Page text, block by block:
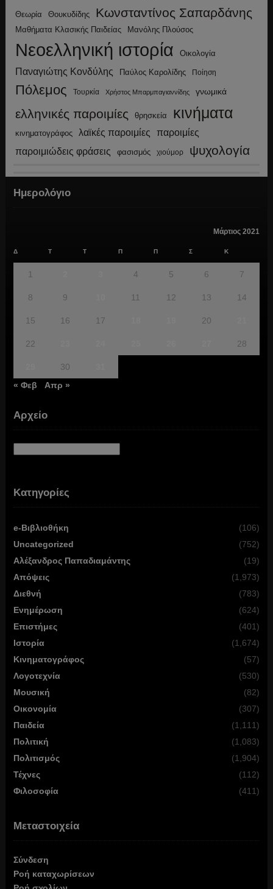
Θεωρία Θουκυδίδης Κωνσταντίνος Σαπαρδάνης
Μαθήματα Κλασικής Παιδείας Μανόλης Πλούσος
Νεοελληνική ιστορία Οικολογία
Παναγιώτης Κονδύλης Παύλος Καρολίδης Ποίηση
Πόλεμος Τουρκία Χρήστος Μπαρμπαγιαννίδης γνωμικά
ελληνικές παροιμίες θρησκεία κινήματα
κινηματογράφος λαϊκές παροιμίες παροιμίες
παροιμιώδεις φράσεις φασισμός χιούμορ ψυχολογία
Ημερολόγιο
Μάρτιος 2021
Δ Τ Τ Π Π Σ Κ
1 4 5 6 7
8 9 11 12 13 14
15 16 17 20
22 28
30
« Φεβ
Απρ »
Αρχείο
Κατηγορίες
e-Βιβλιοθήκη
(106)
Uncategorized
(752)
Αλέξανδρος Παπαδιαμάντης
(19)
Απόψεις
(1,973)
Διεθνή
(783)
Ενημέρωση
(624)
Επιστήμες
(401)
Ιστορία
(1,674)
Κινηματογράφος
(57)
Λογοτεχνία
(530)
Μουσική
(82)
Οικονομία
(307)
Παιδεία
(1,111)
Πολιτική
(1,083)
Πολιτισμός
(1,904)
Τέχνες
(112)
Φιλοσοφία
(411)
Μεταστοιχεία
Σύνδεση
Ροή καταχωρίσεων